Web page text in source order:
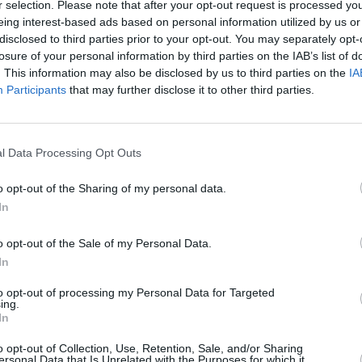
selection. Please note that after your opt-out request is processed
interest-based ads based on personal information utilized by us
to third parties prior to your opt-out. You may separately
of your personal information by third parties on the IAB’s list of
This information may also be disclosed by us to third parties on the
Participants that may further disclose it to other third parties.
Data Processing Opt Outs
opt-out of the Sharing of my personal data.
opt-out of the Sale of my Personal Data.
opt-out of processing my Personal Data for Targeted
opt-out of Collection, Use, Retention, Sale, and/or Sharing
αστυνομικοί της ίδιας υπηρεσίας προχώρησαν
βρέθηκαν στην κατοχή του 14,2 γραμμάρια
0,3 γραμμαρίων, καθώς και ένα αυτοσχέδιο τσιγάρο
έχει αναλάβει το Τμήμα Δίωξης Ναρκωτικών της
Καλαμάτας.